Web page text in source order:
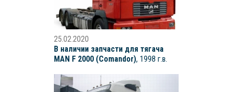
25.02.2020
В наличии запчасти для тягача
MAN F 2000 (Comandor), 1998 г.в.